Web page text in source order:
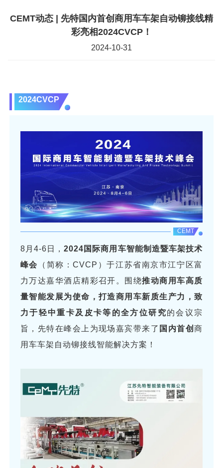
CEMT动态 | 先特国内首创商用车车架自动铆接线精
彩亮相2024CVCP！
2024-10-31
2024CVCP
CEMT
8月4-6日，2024国际商用车智能制造暨车架技术
峰会
（简称：CVCP）于江苏省南京市江宁区富
力万达嘉华酒店精彩召开。围绕推动商用车高质
量智能发展为使命，打造商用车新质生产力，致
力于轻中重卡及皮卡等的全方位研究的会议宗
旨，先特在峰会上为现场嘉宾带来了 国内首创商
用车车架自动铆接线智能解决方案！